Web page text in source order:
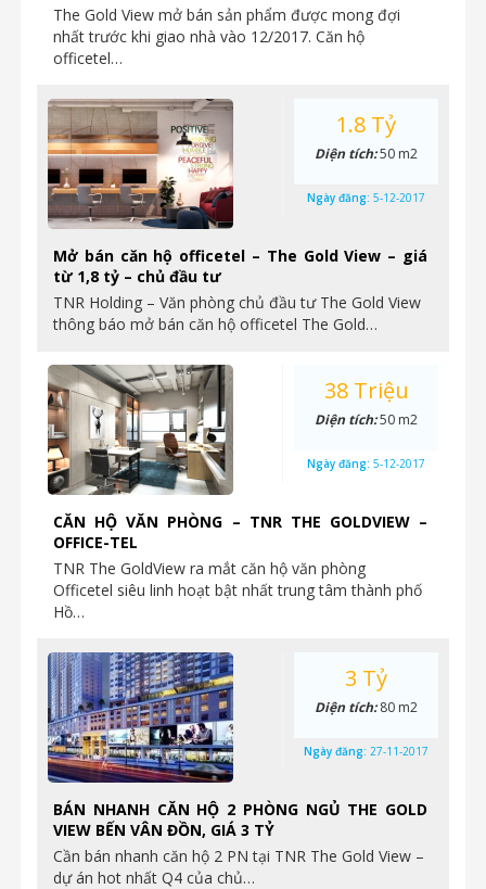
The Gold View mở bán sản phẩm được mong đợi
nhất trước khi giao nhà vào 12/2017. Căn hộ
officetel…
Mở bán căn hộ officetel – The Gold View – giá
từ 1,8 tỷ – chủ đầu tư
TNR Holding – Văn phòng chủ đầu tư The Gold View
thông báo mở bán căn hộ officetel The Gold…
1.8 Tỷ
Diện tích:50 m2
Ngày đăng: 5-12-2017
CĂN HỘ VĂN PHÒNG – TNR THE GOLDVIEW –
OFFICE-TEL
TNR The GoldView ra mắt căn hộ văn phòng
Officetel siêu linh hoạt bật nhất trung tâm thành phố
Hồ…
38 Triệu
Diện tích:50 m2
Ngày đăng: 5-12-2017
BÁN NHANH CĂN HỘ 2 PHÒNG NGỦ THE GOLD
VIEW BẾN VÂN ĐỒN, GIÁ 3 TỶ
Cần bán nhanh căn hộ 2 PN tại TNR The Gold View –
dự án hot nhất Q4 của chủ…
3 Tỷ
Diện tích:80 m2
Ngày đăng: 27-11-2017